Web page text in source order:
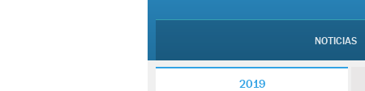
NOTICIAS
2019